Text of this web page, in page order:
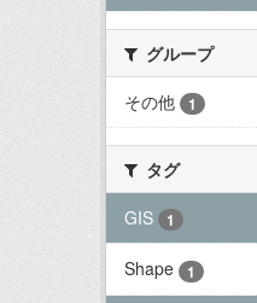
グループ
その他
1
タグ
GIS
1
Shape 1